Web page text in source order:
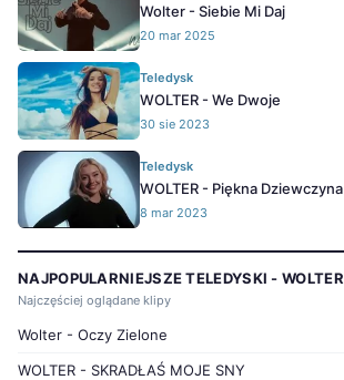
Wolter - Siebie Mi Daj
20 mar 2025
Teledysk
WOLTER - We Dwoje
30 sie 2023
Teledysk
WOLTER - Piękna Dziewczyna
8 mar 2023
NAJPOPULARNIEJSZE TELEDYSKI - WOLTER
Najczęściej oglądane klipy
Wolter - Oczy Zielone
WOLTER - SKRADŁAŚ MOJE SNY